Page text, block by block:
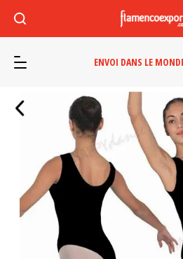
ENVOI DANS LE